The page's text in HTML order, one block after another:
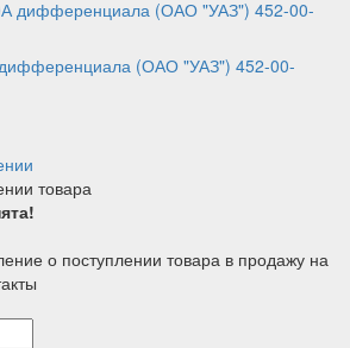
(ОАО "УАЗ") 452-00-
товара
о поступлении товара в продажу на